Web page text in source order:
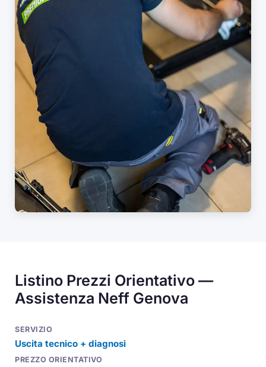
Listino Prezzi Orientativo —
Assistenza Neff Genova
Uscita tecnico + diagnosi